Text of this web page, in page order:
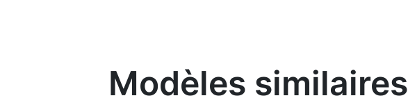
Modèles similaires